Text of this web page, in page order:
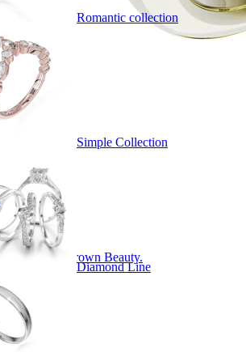
z kolekcie Crown Beauty.
Romantic collection
Simple Collection
Diamond Line